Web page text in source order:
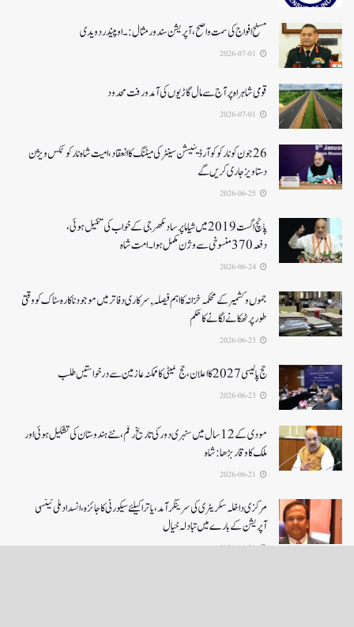
مسلح افواج کی سمت واضح، آپریشن سندورمثال:۔ اوپیندر دویدی
قومی شاہراہ پر آج سے مال گاڑیوں کی آمدورفت محدود
26جون کونارکو کوآرڈینیشن سینٹر کی میٹنگ کا انعقاد، امیت شاہ نارکوٹکس ویژن
دستاویز جاری کریں گے
پانچ اگست 2019میں شیاما پر ساد مکھرجی کے خواب کی تکمیل ہوئی،
دفعہ 370منسوخی سے وژن مکمل ہوا۔ امت شاہ
جموں و کشمیر کے محکمہ خزانہ کا اہم فیصلہ , سرکاری دفاتر میں موجود ناکارہ سٹاک کو وقتی
طور پر ٹھکانے لگانے کا حکم
حج پالیسی 2027کا اعلان ،حج کمیٹی کا ممکنہ عازمین سے درخواستیں طلب
مودی کے 12 سال میں سنہری دور کی تاریخ رقم ، نئے ہندوستان کی تشکیل ہوئی اور
ملک کا وقار بڑھا: شاہ
مرکزی داخلہ سکریٹری کی سرینگر آمد ،یاترا کیلئے سیکورٹی کا جائزہ ،انسداد ملی ٹینسی
آپریشن کے بارے میں تبادلہ خیال
2026-06-21